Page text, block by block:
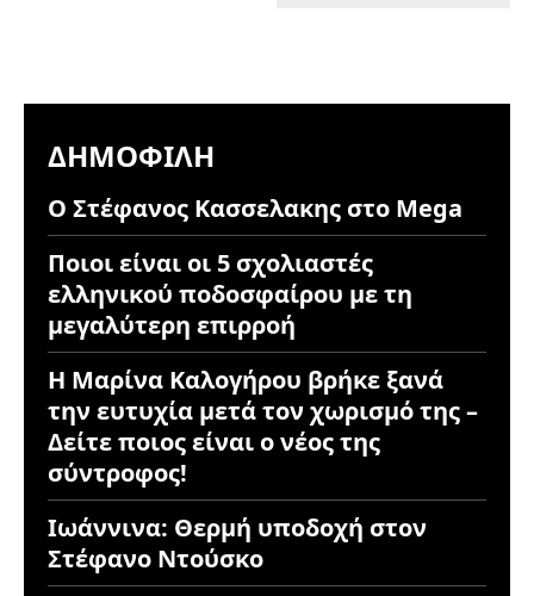
ΔΗΜΟΦΙΛΉ
Ο Στέφανος Κασσελακης στο Mega
Ποιοι είναι οι 5 σχολιαστές
ελληνικού ποδοσφαίρου με τη
μεγαλύτερη επιρροή
Η Μαρίνα Καλογήρου βρήκε ξανά
την ευτυχία μετά τον χωρισμό της –
Δείτε ποιος είναι ο νέος της
σύντροφος!
Ιωάννινα: Θερμή υποδοχή στον
Στέφανο Ντούσκο